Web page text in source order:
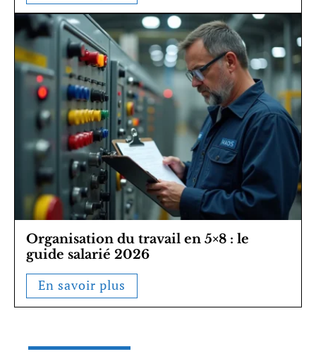
Organisation du travail en 5×8 : le
guide salarié 2026
En savoir plus